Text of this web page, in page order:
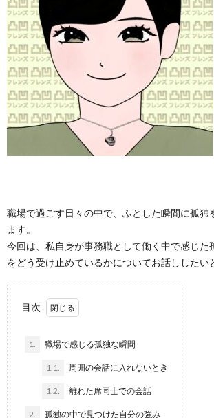
職場で過ごす日々の中で、ふとした瞬間に孤独
ます。
今回は、私自身が事務職として働く中で感じた
をどう受け止めているかについてお話ししたい
目次
1. 職場で感じる孤独な瞬間
1.1. 周囲の会話に入れないとき
1.2. 離れた席同士での会話
2. 孤独の中で見つけた自分の強み